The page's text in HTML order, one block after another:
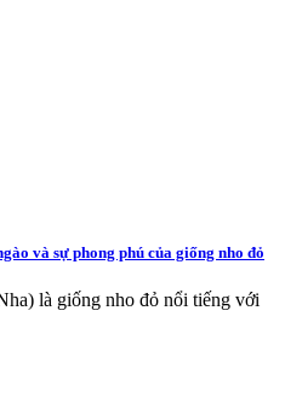
và sự phong phú của giống nho đỏ
là giống nho đỏ nổi tiếng với